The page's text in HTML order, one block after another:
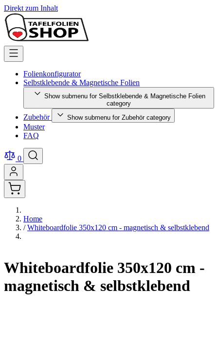
Direkt zum Inhalt
Folienkonfigurator
Selbstklebende & Magnetische Folien
Show submenu for Selbstklebende & Magnetische Folien
category
Zubehör Show submenu for Zubehör category
Muster
FAQ
0
Home
/ Whiteboardfolie 350x120 cm - magnetisch & selbstklebend
Whiteboardfolie 350x120 cm -
magnetisch & selbstklebend